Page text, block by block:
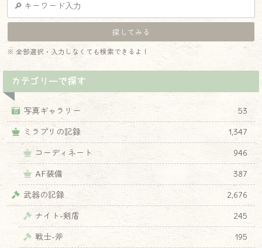
※ 全部選択・入力しなくても検索できるよ！
カテゴリーで探す
写真ギャラリー
53
ミラプリの記録
1,347
コーディネート
946
AF装備
387
武器の記録
2,676
ナイト-剣盾
245
戦士-斧
195